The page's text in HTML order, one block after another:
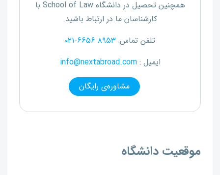
همچنین تحصیل در دانشگاهSchool of Lawبا
کارشناسان ما در ارتباط باشید.
تلفن تماس:۰۲۱-۶۶۵۶ ۸۹۵۳
ایمیل : info@nextabroad.com
مشاوره‌ی رایگان
موقعیت دانشگاه